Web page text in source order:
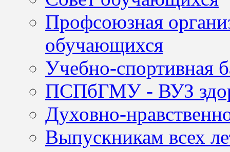
Профсоюзная
обучающихся
Учебно-спортивная
ПСПбГМУ - ВУЗ
Духовно-
Выпускникам всех